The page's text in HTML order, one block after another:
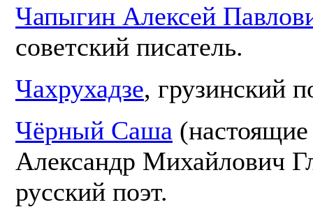
Чапыгин Алексей
советский писатель.
Чахрухадзе, грузинский
Чёрный Саша
Александр Михайлович
русский поэт.